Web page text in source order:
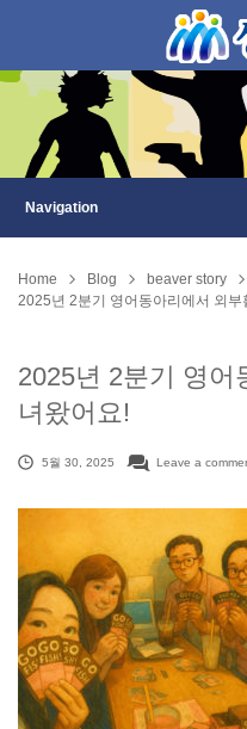
Home Blog
beaver story
2025년 2분기 영어동아리에서 외부
2025년 2분기 영어
녀왔어요!
5월 30, 2025 Leave a